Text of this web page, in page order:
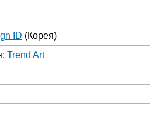
ID (Корея)
Trend Art